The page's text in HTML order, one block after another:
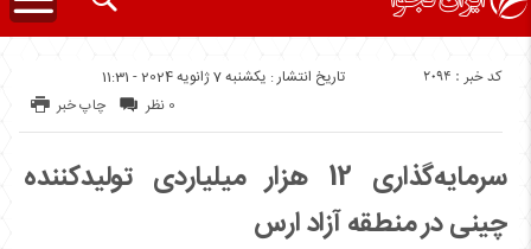
تاریخ انتشار : یکشنبه 7 ژانویه 2024 - 11:31 کد خبر : 2094
چاپ خبر 0 نظر
سرمایه‌گذاری 12 هزار میلیاردی تولیدکننده
چینی در منطقه آزاد ارس